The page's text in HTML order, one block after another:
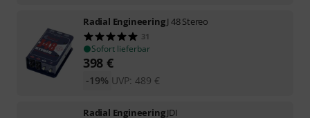
Radial EngineeringJ 48 Stereo
31
Sofort lieferbar
398 €
UVP: 489 €
-19%
Radial EngineeringJDI